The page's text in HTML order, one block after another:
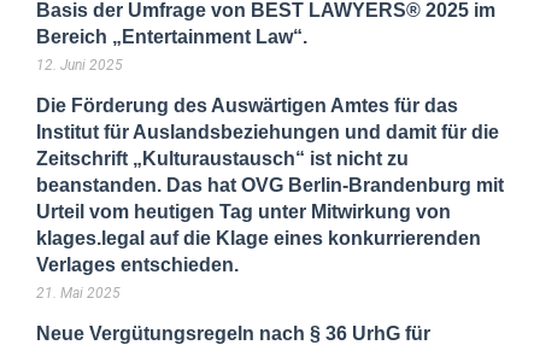
Basis der Umfrage von BEST LAWYERS® 2025 im
Bereich „Entertainment Law“.
12. Juni 2025
Die Förderung des Auswärtigen Amtes für das
Institut für Auslandsbeziehungen und damit für die
Zeitschrift „Kulturaustausch“ ist nicht zu
beanstanden. Das hat OVG Berlin-Brandenburg mit
Urteil vom heutigen Tag unter Mitwirkung von
klages.legal auf die Klage eines konkurrierenden
Verlages entschieden.
21. Mai 2025
Neue Vergütungsregeln nach § 36 UrhG für